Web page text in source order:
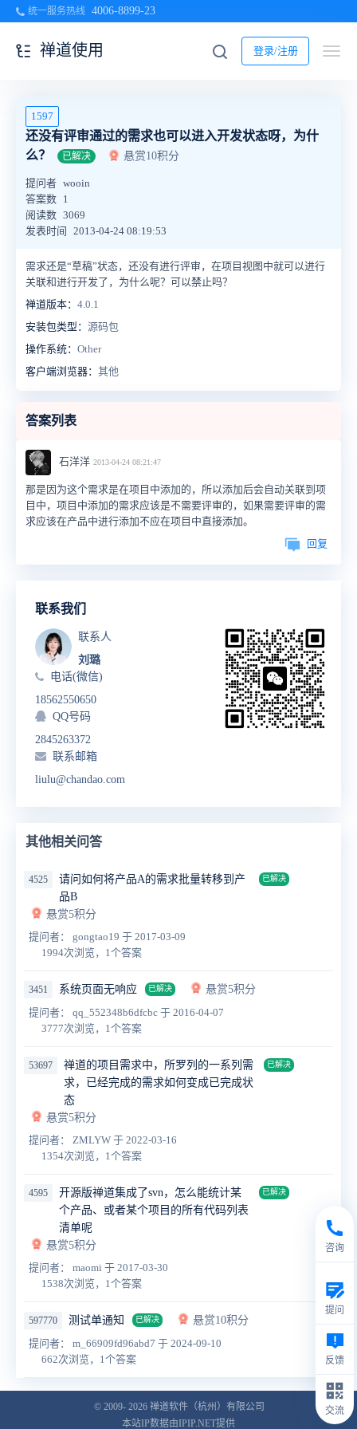
统一服务热线 4006-8899-23
登录/注册
禅道使用
1597
还没有评审通过的需求也可以进入开发状态呀，为什
么？
已解决 悬赏10积分
提问者 wooin
答案数 1
阅读数 3069
发表时间
2013-04-24 08:19:53
需求还是“草稿”状态，还没有进行评审，在项目视图中就可以进行
关联和进行开发了，为什么呢？可以禁止吗？
禅道版本： 4.0.1
安装包类型： 源码包
操作系统： Other
客户端浏览器： 其他
答案列表
石洋洋 2013-04-24 08:21:47
那是因为这个需求是在项目中添加的，所以添加后会自动关联到项
目中，项目中添加的需求应该是不需要评审的，如果需要评审的需
求应该在产品中进行添加不应在项目中直接添加。
回复
联系我们
联系人
刘璐
电话(微信)
18562550650
QQ号码
2845263372
联系邮箱
liulu@chandao.com
其他相关问答
4525
请问如何将产品A的需求批量转移到产
品B
已解决
悬赏5积分
提问者： gongtao19 于 2017-03-09
1994次浏览，1个答案
3451 系统页面无响应 已解决
悬赏5积分
提问者： qq_552348b6dfcbc 于 2016-04-07
3777次浏览，1个答案
53697
禅道的项目需求中，所罗列的一系列需
求，已经完成的需求如何变成已完成状
态
已解决
悬赏5积分
提问者： ZMLYW 于 2022-03-16
1354次浏览，1个答案
4595
开源版禅道集成了svn，怎么能统计某
个产品、或者某个项目的所有代码列表
清单呢
已解决
悬赏5积分
提问者： maomi 于 2017-03-30
1538次浏览，1个答案
597770 测试单通知 已解决
悬赏10积分
提问者： m_66909fd96abd7 于 2024-09-10
662次浏览，1个答案
© 2009- 2026 禅道软件（杭州）有限公司
本站IP数据由IPIP.NET提供
咨询
提问
反馈
交流